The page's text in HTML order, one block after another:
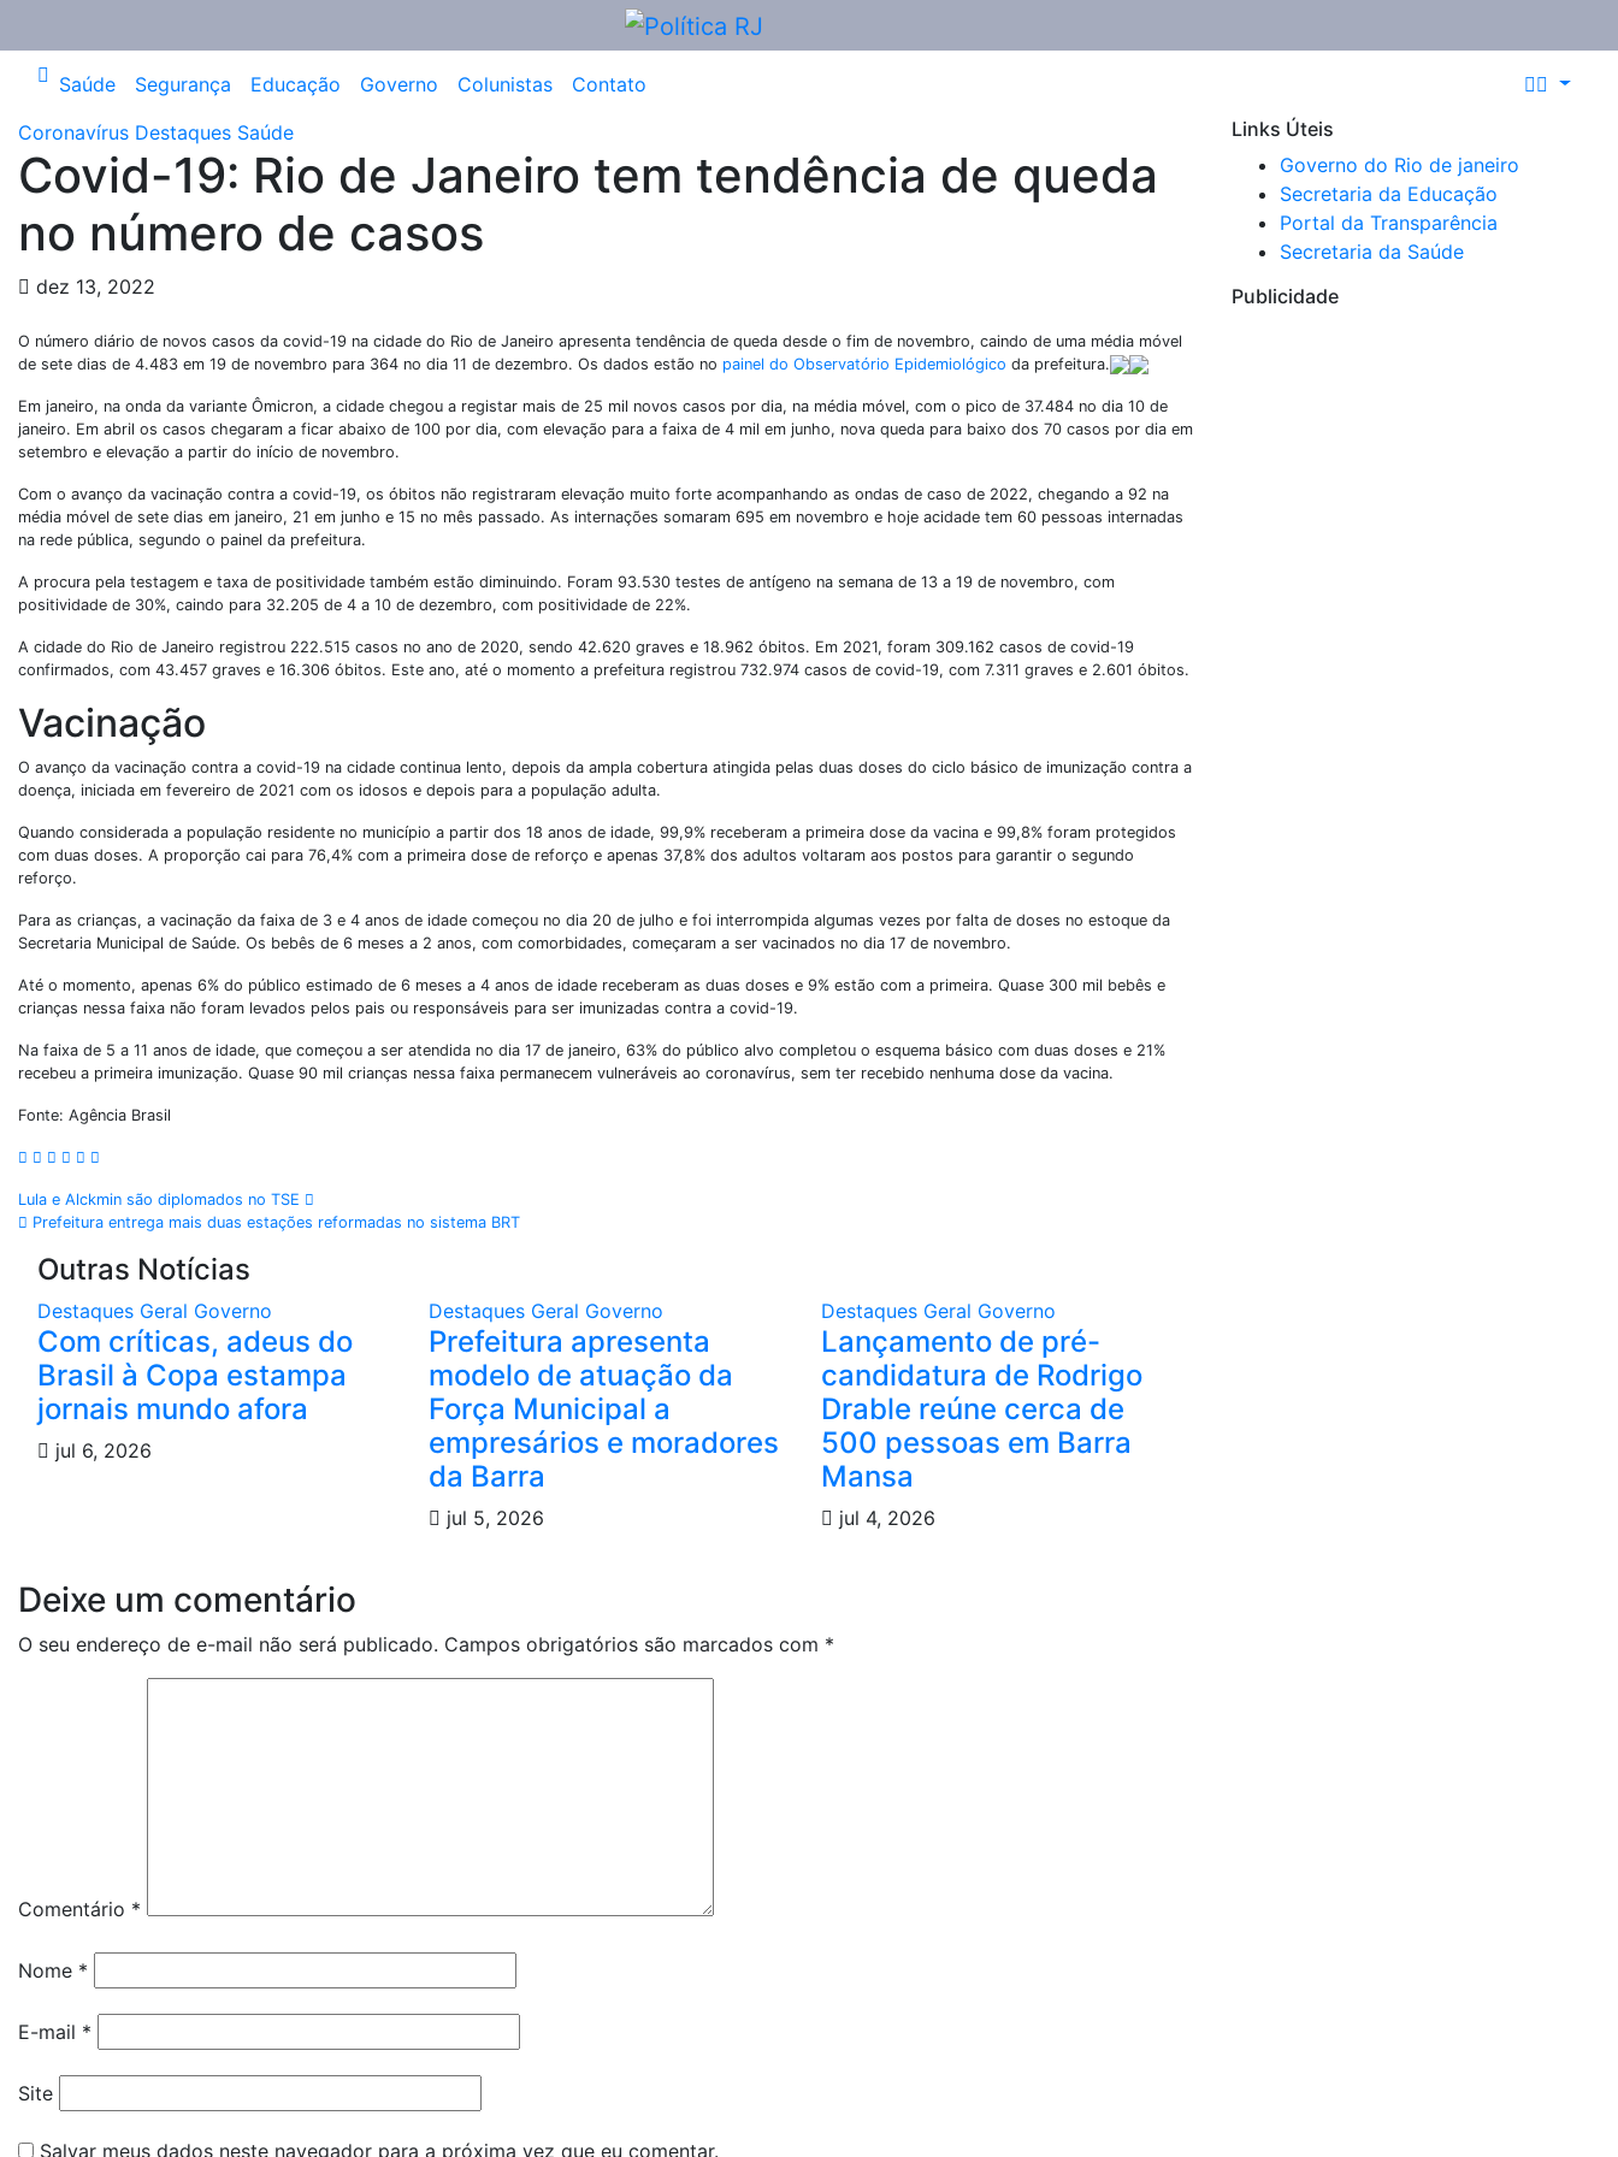
Saúde Segurança Educação Governo Colunistas
Contato
Coronavírus Destaques Saúde
Covid-19: Rio de Janeiro tem tendência de queda
no número de casos
dez 13, 2022
O número diário de novos casos da covid-19 na cidade do Rio de Janeiro apresenta tendência de queda desde o fim de novembro, caindo de uma média móvel
de sete dias de 4.483 em 19 de novembro para 364 no dia 11 de dezembro. Os dados estão no painel do Observatório Epidemiológico da prefeitura.
Em janeiro, na onda da variante Ômicron, a cidade chegou a registar mais de 25 mil novos casos por dia, na média móvel, com o pico de 37.484 no dia 10 de
janeiro. Em abril os casos chegaram a ficar abaixo de 100 por dia, com elevação para a faixa de 4 mil em junho, nova queda para baixo dos 70 casos por dia em
setembro e elevação a partir do início de novembro.
Com o avanço da vacinação contra a covid-19, os óbitos não registraram elevação muito forte acompanhando as ondas de caso de 2022, chegando a 92 na
média móvel de sete dias em janeiro, 21 em junho e 15 no mês passado. As internações somaram 695 em novembro e hoje acidade tem 60 pessoas internadas
na rede pública, segundo o painel da prefeitura.
A procura pela testagem e taxa de positividade também estão diminuindo. Foram 93.530 testes de antígeno na semana de 13 a 19 de novembro, com
positividade de 30%, caindo para 32.205 de 4 a 10 de dezembro, com positividade de 22%.
A cidade do Rio de Janeiro registrou 222.515 casos no ano de 2020, sendo 42.620 graves e 18.962 óbitos. Em 2021, foram 309.162 casos de covid-19
confirmados, com 43.457 graves e 16.306 óbitos. Este ano, até o momento a prefeitura registrou 732.974 casos de covid-19, com 7.311 graves e 2.601 óbitos.
Vacinação
O avanço da vacinação contra a covid-19 na cidade continua lento, depois da ampla cobertura atingida pelas duas doses do ciclo básico de imunização contra a
doença, iniciada em fevereiro de 2021 com os idosos e depois para a população adulta.
Quando considerada a população residente no município a partir dos 18 anos de idade, 99,9% receberam a primeira dose da vacina e 99,8% foram protegidos
com duas doses. A proporção cai para 76,4% com a primeira dose de reforço e apenas 37,8% dos adultos voltaram aos postos para garantir o segundo
reforço.
Para as crianças, a vacinação da faixa de 3 e 4 anos de idade começou no dia 20 de julho e foi interrompida algumas vezes por falta de doses no estoque da
Secretaria Municipal de Saúde. Os bebês de 6 meses a 2 anos, com comorbidades, começaram a ser vacinados no dia 17 de novembro.
Até o momento, apenas 6% do público estimado de 6 meses a 4 anos de idade receberam as duas doses e 9% estão com a primeira. Quase 300 mil bebês e
crianças nessa faixa não foram levados pelos pais ou responsáveis para ser imunizadas contra a covid-19.
Na faixa de 5 a 11 anos de idade, que começou a ser atendida no dia 17 de janeiro, 63% do público alvo completou o esquema básico com duas doses e 21%
recebeu a primeira imunização. Quase 90 mil crianças nessa faixa permanecem vulneráveis ao coronavírus, sem ter recebido nenhuma dose da vacina.
Fonte: Agência Brasil
Lula e Alckmin são diplomados no TSE
Prefeitura entrega mais duas estações reformadas no sistema BRT
Outras Notícias
Destaques Geral Governo
Com críticas, adeus do
Brasil à Copa estampa
jornais mundo afora
jul 6, 2026
Destaques Geral Governo
Prefeitura apresenta
modelo de atuação da
Força Municipal a
empresários e moradores
da Barra
jul 5, 2026
Destaques Geral Governo
Lançamento de pré-
candidatura de Rodrigo
Drable reúne cerca de
500 pessoas em Barra
Mansa
jul 4, 2026
Deixe um comentário
O seu endereço de e-mail não será publicado. Campos obrigatórios são marcados com *
Comentário *
Nome *
E-mail *
Site
Salvar meus dados neste navegador para a próxima vez que eu comentar.
Links Úteis
Governo do Rio de janeiro​
Secretaria da Educação​
Portal da Transparência
Secretaria da Saúde
Publicidade